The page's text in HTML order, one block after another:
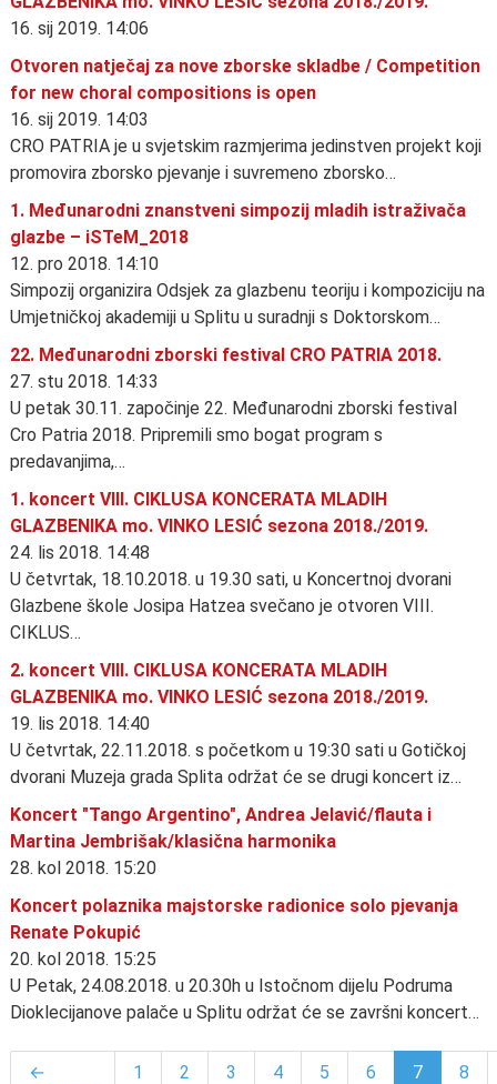
16. sij 2019. 14:06
Otvoren natječaj za nove zborske skladbe / Competition
for new choral compositions is open
16. sij 2019. 14:03
CRO PATRIA je u svjetskim razmjerima jedinstven projekt koji
promovira zborsko pjevanje i suvremeno zborsko…
1. Međunarodni znanstveni simpozij mladih istraživača
glazbe – iSTeM_2018
12. pro 2018. 14:10
Simpozij organizira Odsjek za glazbenu teoriju i kompoziciju na
Umjetničkoj akademiji u Splitu u suradnji s Doktorskom…
22. Međunarodni zborski festival CRO PATRIA 2018.
27. stu 2018. 14:33
U petak 30.11. započinje 22. Međunarodni zborski festival
Cro Patria 2018. Pripremili smo bogat program s
predavanjima,…
1. koncert VIII. CIKLUSA KONCERATA MLADIH
GLAZBENIKA mo. VINKO LESIĆ sezona 2018./2019.
24. lis 2018. 14:48
U četvrtak, 18.10.2018. u 19.30 sati, u Koncertnoj dvorani
Glazbene škole Josipa Hatzea svečano je otvoren VIII.
CIKLUS…
2. koncert VIII. CIKLUSA KONCERATA MLADIH
GLAZBENIKA mo. VINKO LESIĆ sezona 2018./2019.
19. lis 2018. 14:40
U četvrtak, 22.11.2018. s početkom u 19:30 sati u Gotičkoj
dvorani Muzeja grada Splita održat će se drugi koncert iz…
Koncert "Tango Argentino", Andrea Jelavić/flauta i
Martina Jembrišak/klasična harmonika
28. kol 2018. 15:20
Koncert polaznika majstorske radionice solo pjevanja
Renate Pokupić
20. kol 2018. 15:25
U Petak, 24.08.2018. u 20.30h u Istočnom dijelu Podruma
Dioklecijanove palače u Splitu održat će se završni koncert…
←
1 2 3 4 5 6 7 8